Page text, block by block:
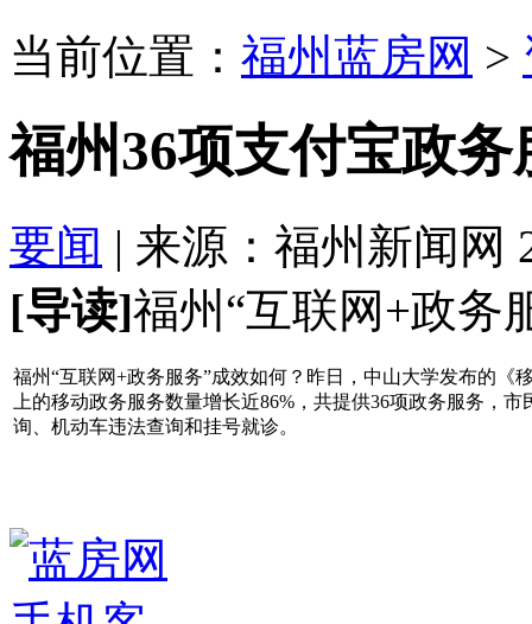
当前位置： 福州蓝房网 >
福州36项支付宝政
要闻 | 来源：福州新闻网
[导读]福州“互联网+政务
福州“互联网+政务服务”成效如何？昨日，中山大学发布的
上的移动政务服务数量增长近86%，共提供36项政务服务，
询、机动车违法查询和挂号就诊。